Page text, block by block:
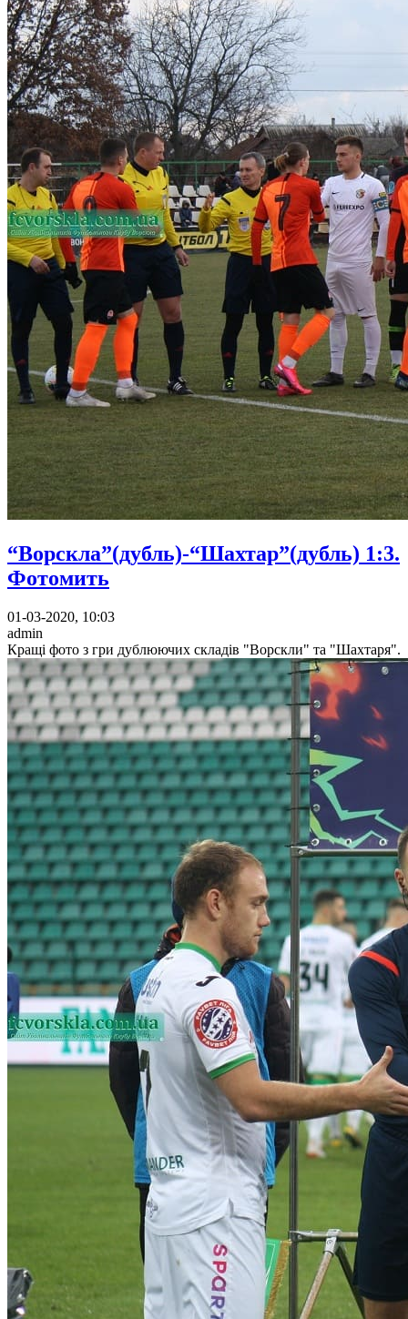
“Ворскла”(дубль)-“Шахтар”(дубль) 1:3.
Фотомить
01-03-2020, 10:03
admin
Кращі фото з гри дублюючих складів "Ворскли" та "Шахтаря".